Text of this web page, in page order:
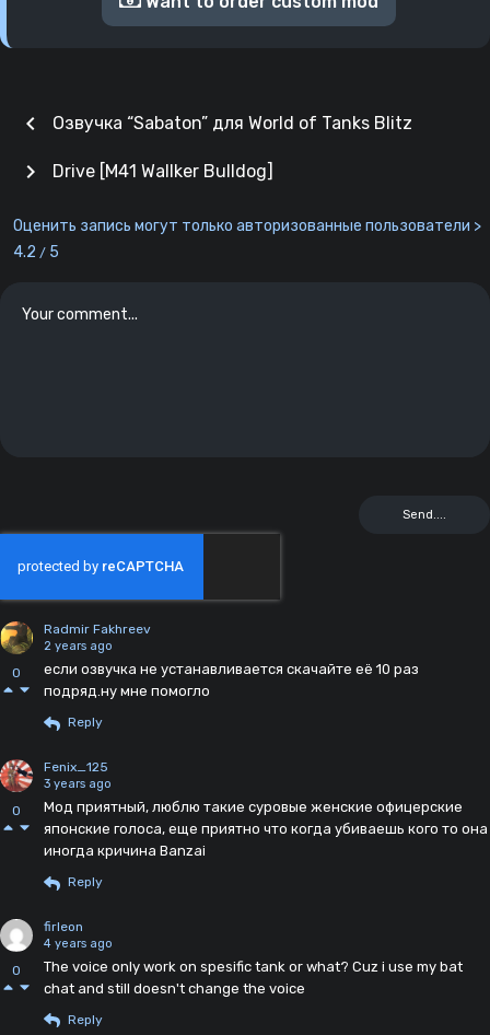
chevron_left Озвучка “Sabaton” для World of Tanks Blitz
Drive [M41 Wallker Bulldog]
chevron_right
Оценить запись могут только авторизованные пользователи >
4.2 / 5
0
Radmir Fakhreev
2 years ago
если озвучка не устанавливается скачайте её 10 раз
подряд.ну мне помогло
Reply
0
Fenix_125
3 years ago
Мод приятный, люблю такие суровые женские офицерские
японские голоса, еще приятно что когда убиваешь кого то она
иногда кричина Banzai
Reply
0
firleon
4 years ago
The voice only work on spesific tank or what? Cuz i use my bat
chat and still doesn't change the voice
Reply